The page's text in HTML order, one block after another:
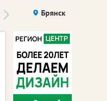
Происшествия Здоровье
Брянск